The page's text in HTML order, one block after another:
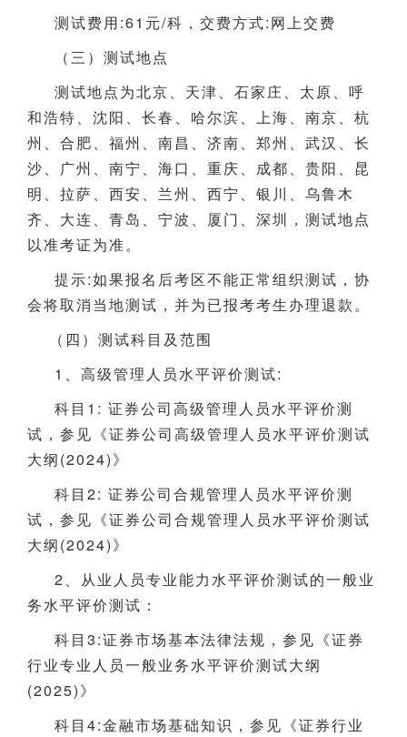
测试费用:61元/科，交费方式:网上交费
（三）测试地点
测试地点为北京、天津、石家庄、太原、呼
和浩特、沈阳、长春、哈尔滨、上海、南京、杭
州、合肥、福州、南昌、济南、郑州、武汉、长
沙、广州、南宁、海口、重庆、成都、贵阳、昆
明、拉萨、西安、兰州、西宁、银川、乌鲁木
齐、大连、青岛、宁波、厦门、深圳，测试地点
以准考证为准。
提示:如果报名后考区不能正常组织测试，协
会将取消当地测试，并为已报考考生办理退款。
（四）测试科目及范围
1、高级管理人员水平评价测试:
科目1: 证券公司高级管理人员水平评价测
试，参见《证券公司高级管理人员水平评价测试
大纲(2024)》
科目2: 证券公司合规管理人员水平评价测
试，参见《证券公司合规管理人员水平评价测试
大纲(2024)》
2、从业人员专业能力水平评价测试的一般业
务水平评价测试：
科目3:证券市场基本法律法规，参见《证券
行业专业人员一般业务水平评价测试大纲
(2025)》
科目4:金融市场基础知识，参见《证券行业